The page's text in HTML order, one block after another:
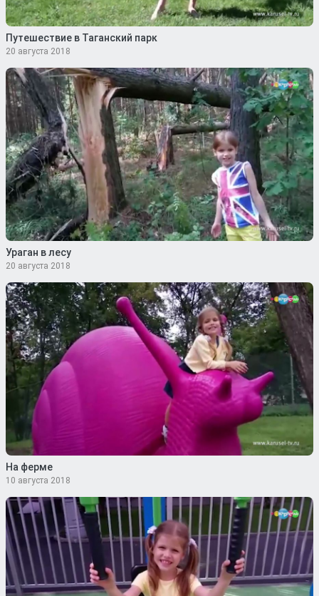
Путешествие в Таганский парк
20 августа 2018
Ураган в лесу
20 августа 2018
На ферме
10 августа 2018